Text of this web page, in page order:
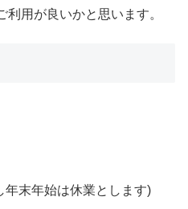
用が良いかと思います。
年末年始は休業とします)